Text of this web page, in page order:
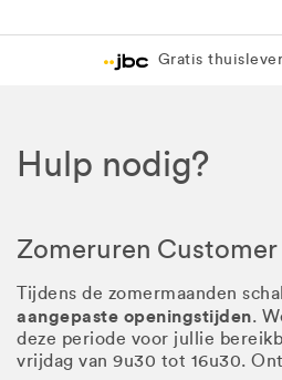
Gratis
Hulp nodig?
Zomeruren
Tijdens de zomermaanden
aangepaste openingstijden.
deze periode voor jullie
vrijdag van 9u30 tot 16u30.